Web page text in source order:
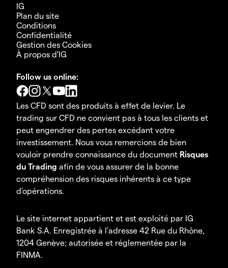
IG
Plan du site
Conditions
Confidentialité
Gestion des Cookies
À propos d'IG
Follow us online:
Les CFD sont des produits à effet de levier. Le
trading sur CFD ne convient pas à tous les clients et
peut engendrer des pertes excédant votre
investissement. Nous vous remercions de bien
vouloir prendre connaissance du document Risques
du Trading afin de vous assurer de la bonne
compréhension des risques inhérents à ce type
d'opérations.
Le site internet appartient et est exploité par IG
Bank S.A. Enregistrée à l'adresse 42 Rue du Rhône,
1204 Genève; autorisée et réglementée par la
FINMA.